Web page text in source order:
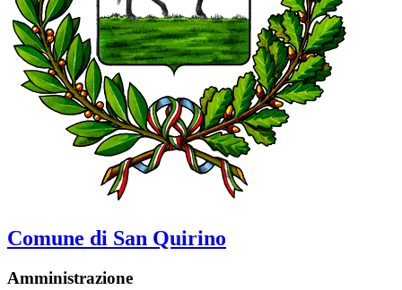
Comune di San Quirino
Amministrazione